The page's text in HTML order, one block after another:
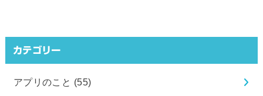
カテゴリー
アプリのこと (55)